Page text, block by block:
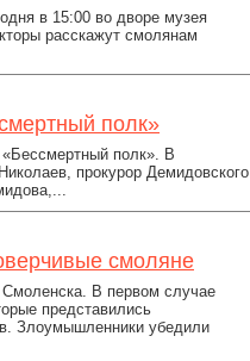
в 15:00 во дворе музея
расскажут смолянам
полк»
«Бессмертный полк». В
прокурор Демидовского
смоляне
В первом случае
представились
Злоумышленники убедили